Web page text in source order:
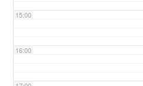
15:00
16:00